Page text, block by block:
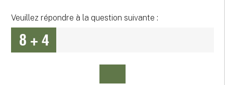
Veuillez répondre à la question suivante :